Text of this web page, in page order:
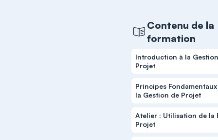
Contenu de la
formation
Introduction à la
Projet
Principes
la Gestion de Projet
Atelier : Utilisation de la
Projet